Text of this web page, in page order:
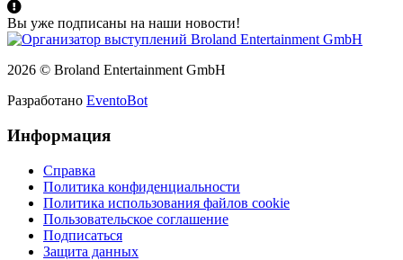
Вы уже подписаны на наши новости!
2026 © Broland Entertainment GmbH
Разработано EventoBot
Информация
Справка
Политика конфиденциальности
Политика использования файлов cookie
Пользовательское соглашение
Подписаться
Защита данных